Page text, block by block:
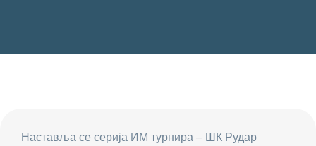
Наставља се серија ИМ турнира – ШК Рудар